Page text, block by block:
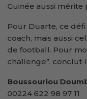
Guinée aussi mérite
Pour Duarte, ce défi
coach, mais aussi
de football. Pour
challenge’’, conclut-
Boussouriou
00224 622 98 97 11